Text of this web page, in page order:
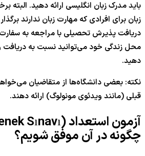
باید مدرک زبان انگلیسی ارائه دهید. البته
زبان برای افرادی که مهارت زبان ندارند
دریافت پذیرش تحصیلی با مراجعه به سفارت
محل زندگی خود می‌توانید نسبت به
دهید.
نکته: بعضی دانشگاه‌ها از متقاضیان
قبلی (مانند ویدئوی مونولوگ) ارائه دهند.
چگونه در آن موفق شویم؟